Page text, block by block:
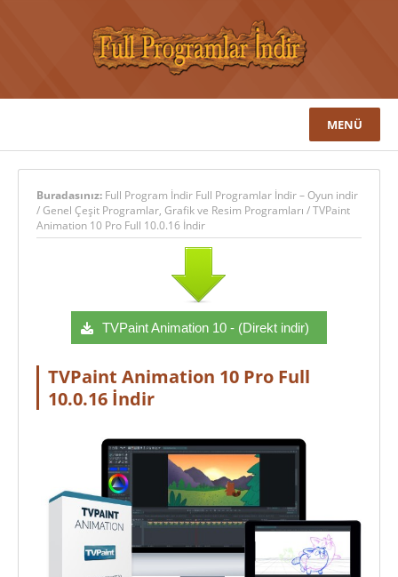
MENÜ
Buradasınız: Full Program İndir Full Programlar İndir – Oyun indir
/Genel Çeşit Programlar, Grafik ve Resim Programları /TVPaint
Animation 10 Pro Full 10.0.16 İndir
TVPaint Animation 10 - (Direkt indir)
TVPaint Animation 10 Pro Full
10.0.16 İndir